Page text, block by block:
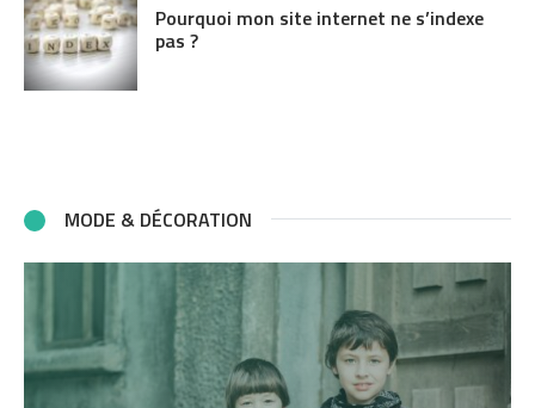
Pourquoi mon site internet ne s’indexe
pas ?
MODE & DÉCORATION